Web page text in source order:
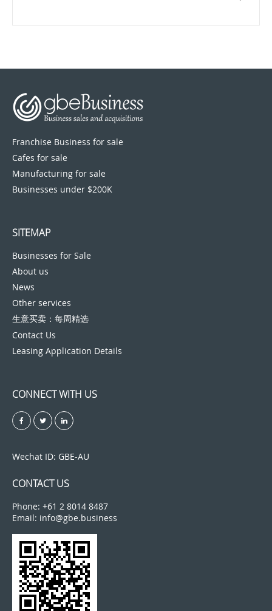
Franchise Business for sale
Cafes for sale
Manufacturing for sale
Businesses under $200K
SITEMAP
Businesses for Sale
About us
News
Other services
生意买卖：每周精选
Contact Us
Leasing Application Details
CONNECT WITH US
Wechat ID: GBE-AU
CONTACT US
Phone: +61 2 8014 8487
Email: info@gbe.business